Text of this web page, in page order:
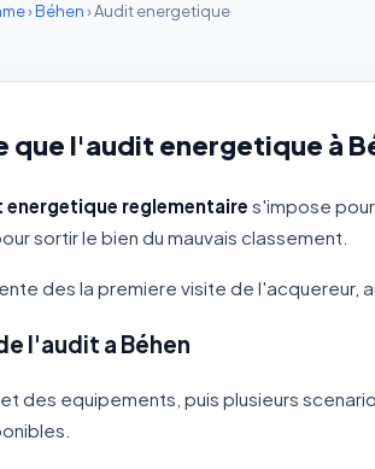
›Béhen›Audit energetique
l'audit energetique à
energetique reglementaire s'impose
sortir le bien du mauvais classement.
des la premiere visite de l'acquereur,
l'audit a Béhen
des equipements, puis plusieurs